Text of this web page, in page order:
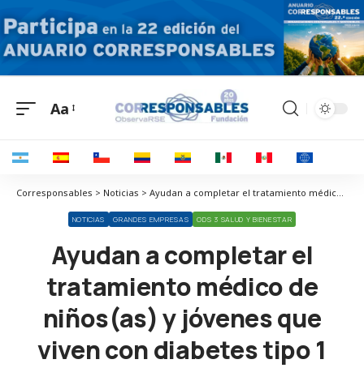
Aa
Corresponsables > Noticias > Ayudan a completar el tratamiento médico de niños(as) y jóvenes que viven con diabetes tipo 1
NOTICIAS GRANDES EMPRESAS ODS 3 SALUD Y BIENESTAR
Ayudan a completar el
tratamiento médico de
niños(as) y jóvenes que
viven con diabetes tipo 1